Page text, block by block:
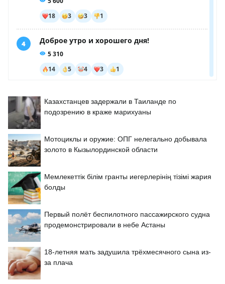
Казахстанцев задержали в Таиланде по
подозрению в краже марихуаны
Мотоциклы и оружие: ОПГ нелегально добывала
золото в Кызылординской области
Мемлекеттік білім гранты иегерлерінің тізімі жария
болды
Первый полёт беспилотного пассажирского судна
продемонстрировали в небе Астаны
18-летняя мать задушила трёхмесячного сына из-
за плача